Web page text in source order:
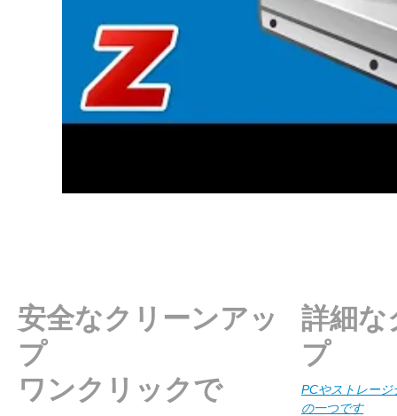
安全なクリーンアッ
プ
ワンクリックで
詳細
プ
PCやストレー
の一つです